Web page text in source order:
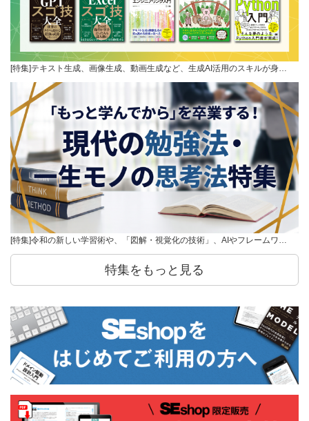
[特集]テキスト生成、画像生成、動画生成など、生成AI活用のスキルが身…
[特集]令和の新しい学習術や、「図解・視覚化の技術」、AIやフレームワ…
特集をもっと見る